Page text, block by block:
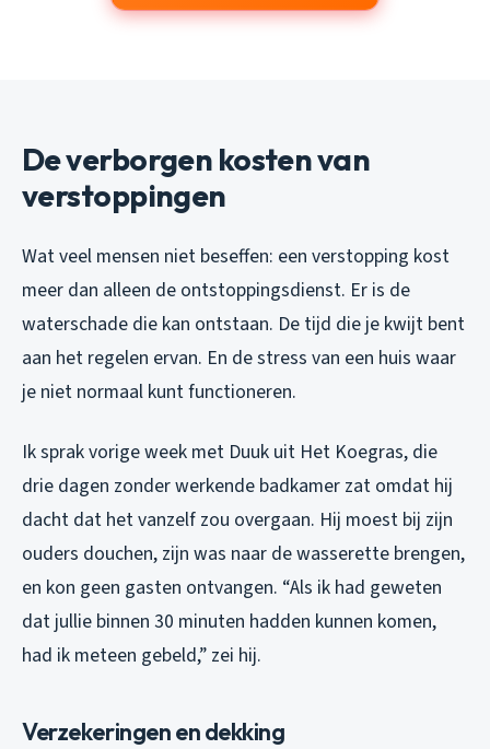
De verborgen kosten van
verstoppingen
Wat veel mensen niet beseffen: een verstopping kost
meer dan alleen de ontstoppingsdienst. Er is de
waterschade die kan ontstaan. De tijd die je kwijt bent
aan het regelen ervan. En de stress van een huis waar
je niet normaal kunt functioneren.
Ik sprak vorige week met Duuk uit Het Koegras, die
drie dagen zonder werkende badkamer zat omdat hij
dacht dat het vanzelf zou overgaan. Hij moest bij zijn
ouders douchen, zijn was naar de wasserette brengen,
en kon geen gasten ontvangen. “Als ik had geweten
dat jullie binnen 30 minuten hadden kunnen komen,
had ik meteen gebeld,” zei hij.
Verzekeringen en dekking